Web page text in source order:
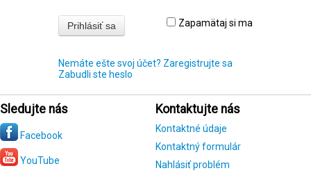
Zapamätaj si ma
Nemáte ešte svoj účet? Zaregistrujte sa
Zabudli ste heslo
Sledujte nás
Facebook
YouTube
Kontaktujte nás
Kontaktné údaje
Kontaktný formulár
Nahlásiť problém